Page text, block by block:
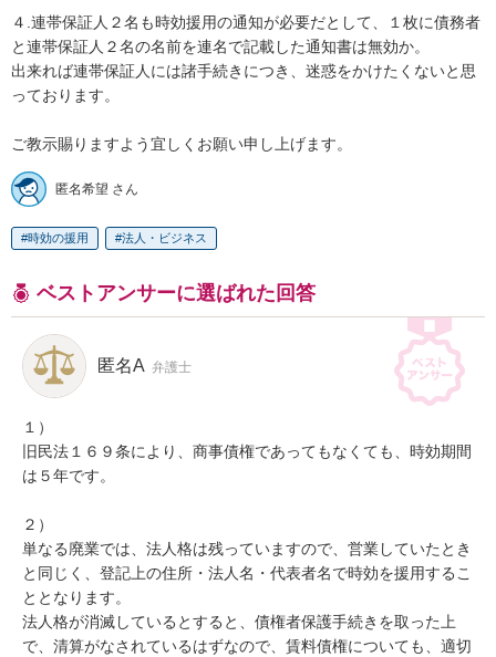
４.連帯保証人２名も時効援用の通知が必要だとして、１枚に債務者
と連帯保証人２名の名前を連名で記載した通知書は無効か。
出来れば連帯保証人には諸手続きにつき、迷惑をかけたくないと思
っております。
ご教示賜りますよう宜しくお願い申し上げます。
匿名希望 さん
時効の援用 法人・ビジネス
ベストアンサーに選ばれた回答
匿名A 弁護士
１）
旧民法１６９条により、商事債権であってもなくても、時効期間
は５年です。
２）
単なる廃業では、法人格は残っていますので、営業していたとき
と同じく、登記上の住所・法人名・代表者名で時効を援用するこ
ととなります。
法人格が消滅しているとすると、債権者保護手続きを取った上
で、清算がなされているはずなので、賃料債権についても、適切